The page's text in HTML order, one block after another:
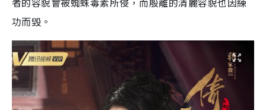
功而毀。